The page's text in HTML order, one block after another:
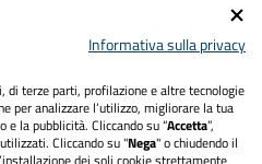
Informativa sulla privacy
di terze parti, profilazione e altre tecnologie
per analizzare l’utilizzo, migliorare la tua
e la pubblicità. Cliccando su “Accetta”,
Cliccando su "Nega" o chiudendo il